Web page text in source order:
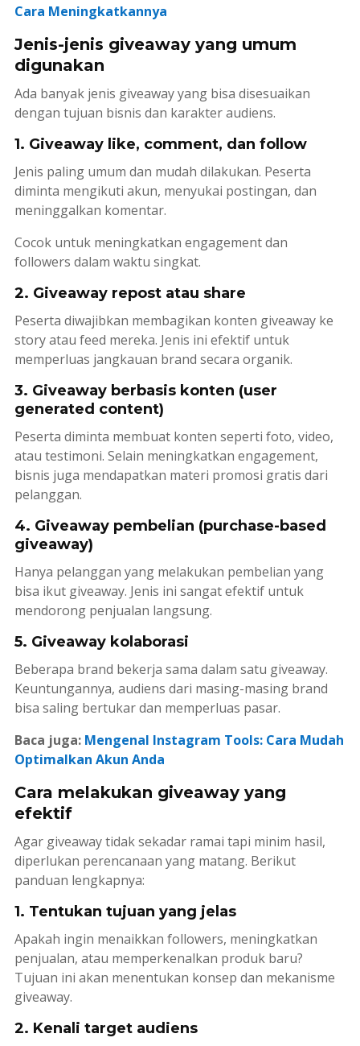
Cara Meningkatkannya
Jenis-jenis giveaway yang umum
digunakan
Ada banyak jenis giveaway yang bisa disesuaikan
dengan tujuan bisnis dan karakter audiens.
1. Giveaway like, comment, dan follow
Jenis paling umum dan mudah dilakukan. Peserta
diminta mengikuti akun, menyukai postingan, dan
meninggalkan komentar.
Cocok untuk meningkatkan engagementdan
followers dalam waktu singkat.
2. Giveaway repost atau share
Peserta diwajibkan membagikan konten giveaway ke
storyatau feed mereka. Jenis ini efektif untuk
memperluas jangkauan brand secara organik.
3. Giveaway berbasis konten (user
generated content)
Peserta diminta membuat konten seperti foto, video,
atau testimoni. Selain meningkatkan engagement,
bisnis juga mendapatkan materi promosi gratis dari
pelanggan.
4. Giveaway pembelian (purchase-based
giveaway)
Hanya pelanggan yang melakukan pembelian yang
bisa ikut giveaway. Jenis ini sangat efektif untuk
mendorong penjualan langsung.
5. Giveaway kolaborasi
Beberapa brand bekerja sama dalam satu giveaway.
Keuntungannya, audiens dari masing-masing brand
bisa saling bertukar dan memperluas pasar.
Baca juga: Mengenal Instagram Tools: Cara Mudah
Optimalkan Akun Anda
Cara melakukan giveaway yang
efektif
Agar giveaway tidak sekadar ramai tapi minim hasil,
diperlukan perencanaan yang matang. Berikut
panduan lengkapnya:
1. Tentukan tujuan yang jelas
Apakah ingin menaikkan followers, meningkatkan
penjualan, atau memperkenalkan produk baru?
Tujuan ini akan menentukan konsep dan mekanisme
giveaway.
2. Kenali target audiens